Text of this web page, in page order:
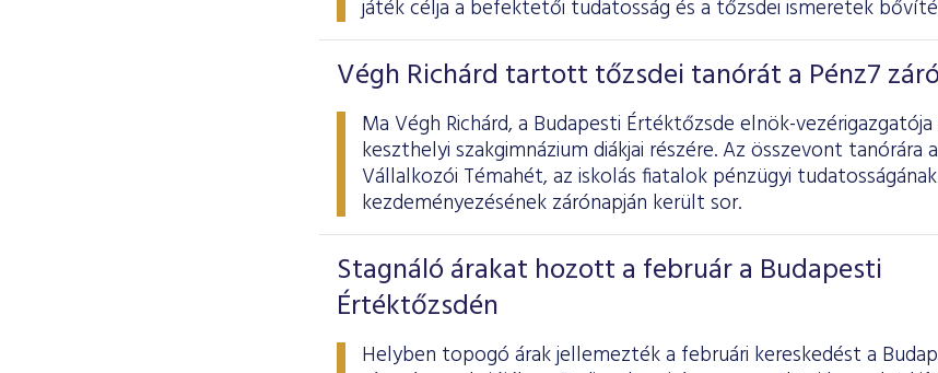
játék célja a befektetői tudatosság és a tőzsdei ismeretek
Végh Richárd tartott tőzsdei tanórát a Pénz7
Ma Végh Richárd, a Budapesti Értéktőzsde elnök-
keszthelyi szakgimnázium diákjai részére. Az összevont tanórára
Vállalkozói Témahét, az iskolás fiatalok pénzügyi
kezdeményezésének zárónapján került sor.
Stagnáló árakat hozott a február a Budapesti
Értéktőzsdén
Helyben topogó árak jellemezték a februári kereskedést a